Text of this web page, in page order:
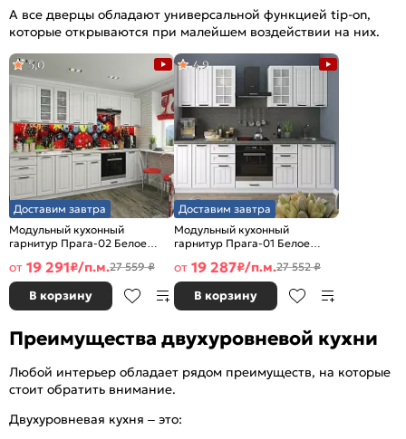
А все дверцы обладают универсальной функцией tip-on,
которые открываются при малейшем воздействии на них.
Доставим завтра
Модульный кухонный
гарнитур Прага-02 Белое
2140x2800x600
5,0
от 19 291₽/п.м.27 559 ₽
В корзину
Доставим завтра
Модульный кухонный
гарнитур Прага-01 Белое
2140x2600x600
4,9
от 19 287₽/п.м.27 552 ₽
В корзину
Преимущества двухуровневой кухни
Любой интерьер обладает рядом преимуществ, на которые
стоит обратить внимание.
Двухуровневая кухня – это: